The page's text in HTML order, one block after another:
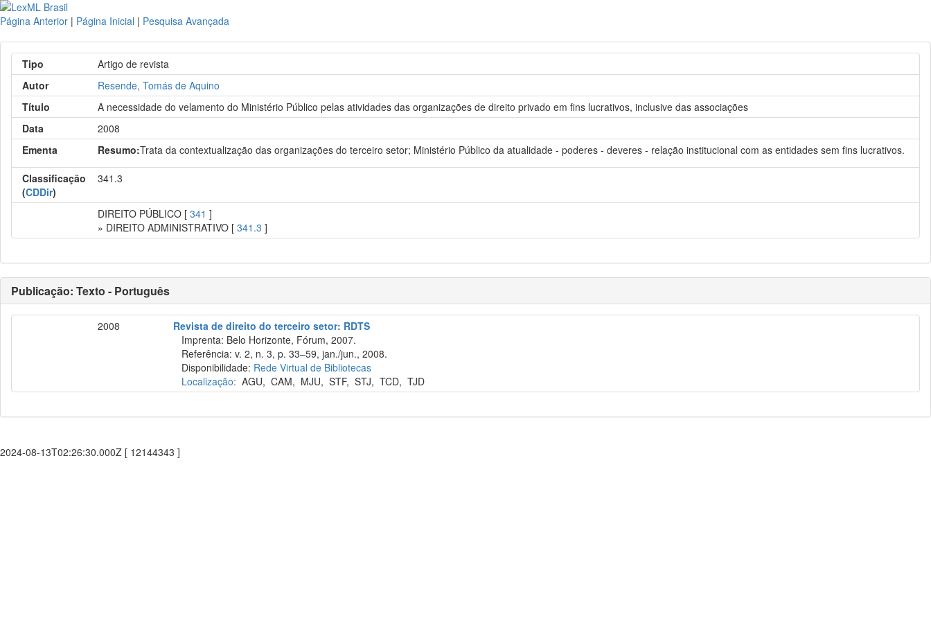
Página Anterior | Página Inicial | Pesquisa Avançada
Tipo
Artigo de revista
Autor
Resende, Tomás de Aquino
Título
A necessidade do velamento do Ministério Público pelas atividades das organizações de direito privado em fins lucrativos, inclusive das associações
Data
2008
Ementa
Resumo:Trata da contextualização das organizações do terceiro setor; Ministério Público da atualidade - poderes - deveres - relação institucional com as entidades sem fins lucrativos.
Classificação
(CDDir)
341.3
DIREITO PÚBLICO [341 ]
» DIREITO ADMINISTRATIVO [341.3 ]
Publicação: Texto - Português
2008
Revista de direito do terceiro setor: RDTS
Imprenta: Belo Horizonte, Fórum, 2007.
Referência: v. 2, n. 3, p. 33–59, jan./jun., 2008.
Disponibilidade: Rede Virtual de Bibliotecas
Localização: AGU,CAM, MJU,STF,STJ,TCD,TJD
2024-08-13T02:26:30.000Z [ 12144343 ]